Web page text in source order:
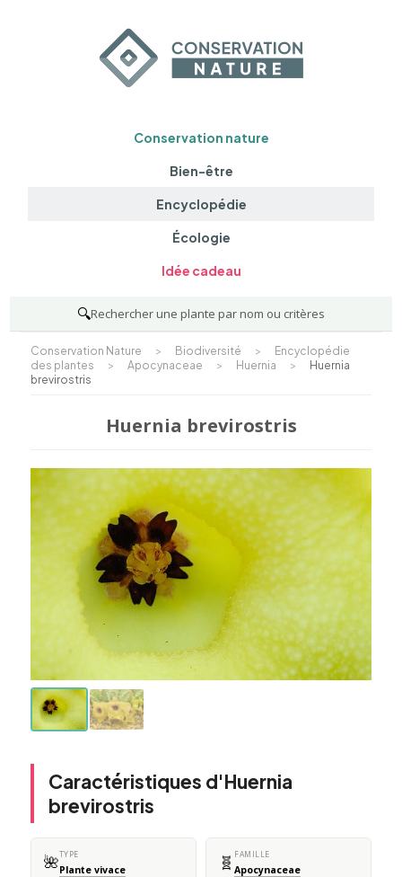
Conservation nature
Bien-être
Encyclopédie
Écologie
Idée cadeau
🔍Rechercher une plante par nom ou critères
Conservation Nature > Biodiversité >
Encyclopédie
des plantes
> Apocynaceae > Huernia >
Huernia
brevirostris
Huernia brevirostris
Caractéristiques d'Huernia
brevirostris
🌺TYPE
Plante vivace 🧬 FAMILLE
Apocynaceae